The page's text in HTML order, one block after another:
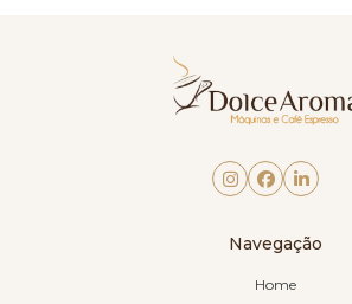
Navegação
Home